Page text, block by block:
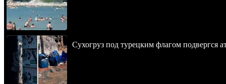
Сухогруз под турецким флагом подвергся